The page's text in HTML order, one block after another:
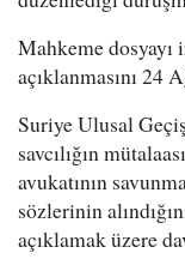
Mahkeme dosyayı
açıklanmasını 24
Suriye Ulusal
savcılığın
avukatının
sözlerinin
açıklamak üzere